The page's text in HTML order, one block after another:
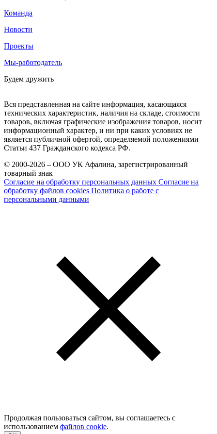
Команда
Новости
Проекты
Мы-работодатель
Будем дружить
Вся представленная на сайте информация, касающаяся
технических характеристик, наличия на складе, стоимости
товаров, включая графические изображения товаров, носит
информационный характер, и ни при каких условиях не
является публичной офертой, определяемой положениями
Статьи 437 Гражданского кодекса РФ.
© 2000-2026 – ООО УК Афалина, зарегистрированный
товарный знак
Согласие на обработку персональных данных Согласие на
обработку файлов cookies Политика о работе с
персональными данными
Продолжая пользоваться сайтом, вы соглашаетесь с
использованием файлов cookie.